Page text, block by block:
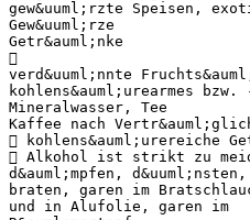
gew&uuml;rzte Speisen,
Gew&uuml;rze
Getr&auml;nke

verd&uuml;nnte
kohlens&auml;urearmes
Mineralwasser, Tee
Kaffee nach
 kohlens&auml;urereiche
 Alkohol ist strikt zu
d&auml;mpfen,
braten, garen im
und in Alufolie, garen im